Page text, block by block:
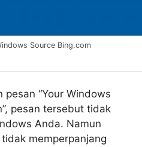
Source Bing.com
“Your Windows
pesan tersebut tidak
Anda. Namun
memperpanjang